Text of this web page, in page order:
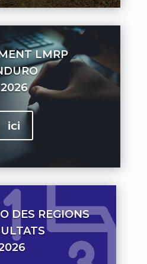
LMRP
2026
ici
DES REGIONS